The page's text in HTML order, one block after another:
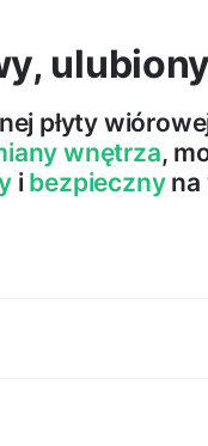
płyty
wnętrza,
i bezpieczny na